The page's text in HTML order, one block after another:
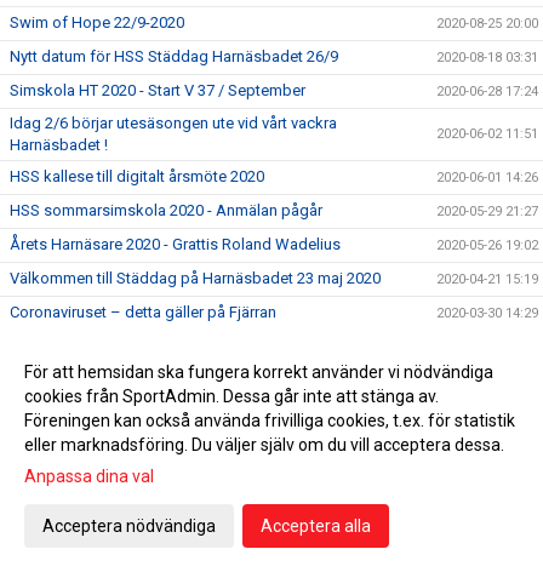
Swim of Hope 22/9-2020 2020-08-25 20:00
Nytt datum för HSS Städdag Harnäsbadet 26/9 2020-08-18 03:31
Simskola HT 2020 - Start V 37 / September 2020-06-28 17:24
Idag 2/6 börjar utesäsongen ute vid vårt vackra
Harnäsbadet !
2020-06-02 11:51
HSS kallese till digitalt årsmöte 2020 2020-06-01 14:26
HSS sommarsimskola 2020 - Anmälan pågår 2020-05-29 21:27
Årets Harnäsare 2020 - Grattis Roland Wadelius 2020-05-26 19:02
Välkommen till Städdag på Harnäsbadet 23 maj 2020 2020-04-21 15:19
Coronaviruset – detta gäller på Fjärran 2020-03-30 14:29
Obs ! HSS Årsmöte 21/3 är inställt !!!! 2020-03-17 20:17
För att minska spridningen av Coronaviruset är det viktigt
att vi alla hjälps åt
2020-03-15 15:54
5 klubbtävlingen den 15 mars är inställd !
Erbjudande om att gå funktionärsutbildning 21/3
För att hemsidan ska fungera korrekt använder vi nödvändiga
cookies från SportAdmin. Dessa går inte att stänga av.
Föreningen kan också använda frivilliga cookies, t.ex. för statistik
eller marknadsföring. Du väljer själv om du vill acceptera dessa.
Anpassa dina val
Acceptera nödvändiga Acceptera alla